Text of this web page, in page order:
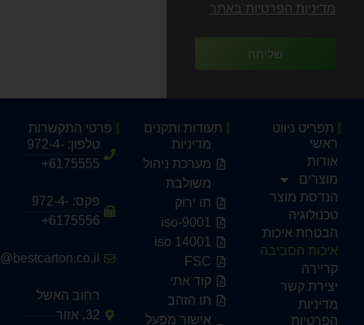
מדיניות הפרטיות באתר
שליחה
תפריט ניווט
ראשי
אודות
מוצרים
הנדסת מוצר
טכנולוגיה
הבטחת איכות
איכות הסביבה
קריירה
יצירת קשר
מדיניות
הפרטיות
תעודות ותקנים
מדיניות
מערכת ניהול
משולבת
תו ירוק
iso-9001
iso 14001
FSC
קוד אתי
תו הזהב
אישור מפעל
פרטי התקשרות
טלפון: 972-4-
6175555+
פקס: 972-4-
6175556+
רחוב האשל
32, אזור